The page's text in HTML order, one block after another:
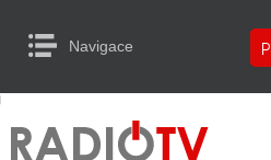
Navigace
RADIA
to Content